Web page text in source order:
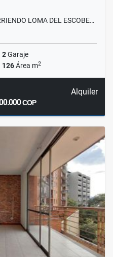
LOMA DEL ESCOBE…
2Garaje
126Área m2
Alquiler
COP